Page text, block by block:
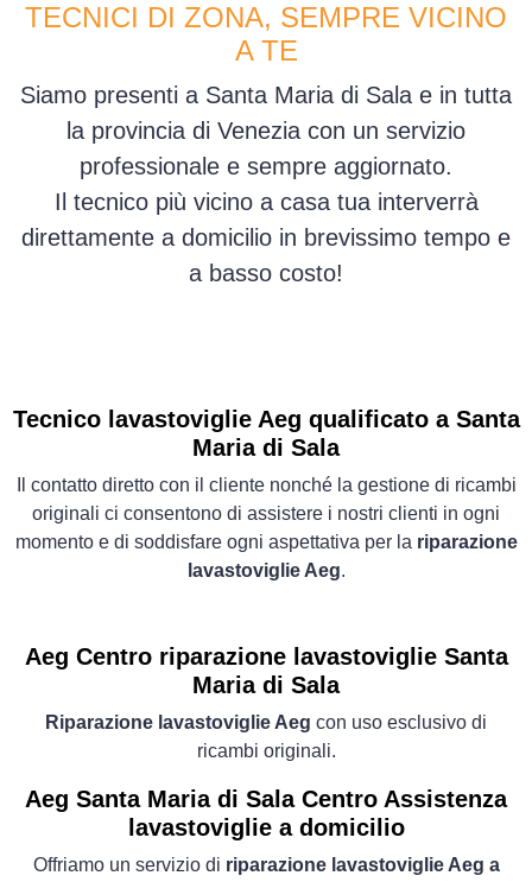
TECNICI DI ZONA, SEMPRE VICINO
A TE
Siamo presenti a Santa Maria di Sala e in tutta
la provincia di Venezia con un servizio
professionale e sempre aggiornato.
Il tecnico più vicino a casa tua interverrà
direttamente a domicilio in brevissimo tempo e
a basso costo!
Tecnico lavastoviglie Aeg qualificato a Santa
Maria di Sala
Il contatto diretto con il cliente nonché la gestione di ricambi
originali ci consentono di assistere i nostri clienti in ogni
momento e di soddisfare ogni aspettativa per la riparazione
lavastoviglie Aeg.
Aeg Centro riparazione lavastoviglie Santa
Maria di Sala
Riparazione lavastoviglie Aeg con uso esclusivo di
ricambi originali.
Aeg Santa Maria di Sala Centro Assistenza
lavastoviglie a domicilio
Offriamo un servizio di riparazione lavastoviglie Aeg a